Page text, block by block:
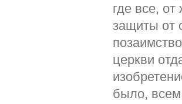
где все,
защиты от
церкви
было, всем